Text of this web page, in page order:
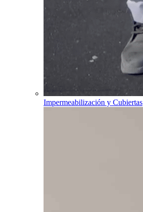
Impermeabilización y Cubiertas